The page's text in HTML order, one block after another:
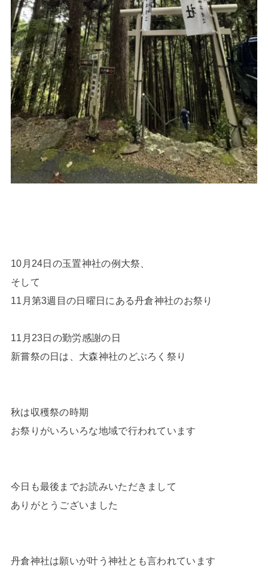
10月24日の玉置神社の例大祭、
そして
11月第3週目の日曜日にある丹倉神社のお祭り
11月23日の勤労感謝の日
新嘗祭の日は、大森神社のどぶろく祭り
秋は収穫祭の時期
お祭りがいろいろな地域で行われています
今日も最後までお読みいただきまして
ありがとうございました
丹倉神社は願いが叶う神社とも言われています